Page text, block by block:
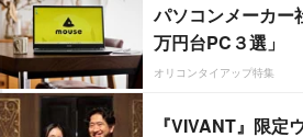
パソコンメーカー
万円台PC３選」
オリコンタイアップ特集
『VIVANT』限定